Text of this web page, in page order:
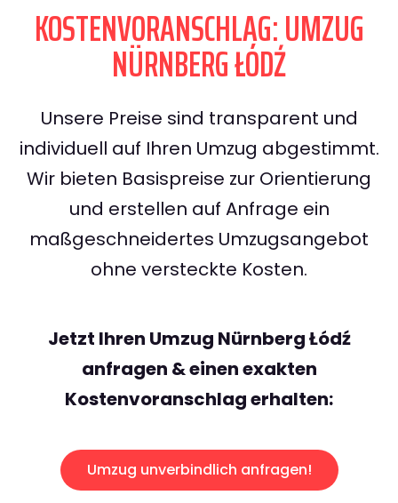
KOSTENVORANSCHLAG: UMZUG
NÜRNBERG ŁÓDŹ
Unsere Preise sind transparent und
individuell auf Ihren Umzug abgestimmt.
Wir bieten Basispreise zur Orientierung
und erstellen auf Anfrage ein
maßgeschneidertes Umzugsangebot
ohne versteckte Kosten.
Jetzt Ihren Umzug Nürnberg Łódź
anfragen & einen exakten
Kostenvoranschlag erhalten:
Umzug unverbindlich anfragen!